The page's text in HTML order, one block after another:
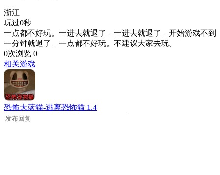
浙江
玩过0秒
一点都不好玩。一进去就退了，一进去就退了，开始游戏不到
一分钟就退了，一点都不好玩。不建议大家去玩。
0次浏览 0
相关游戏
恐怖大蓝猫-逃离恐怖猫 1.4